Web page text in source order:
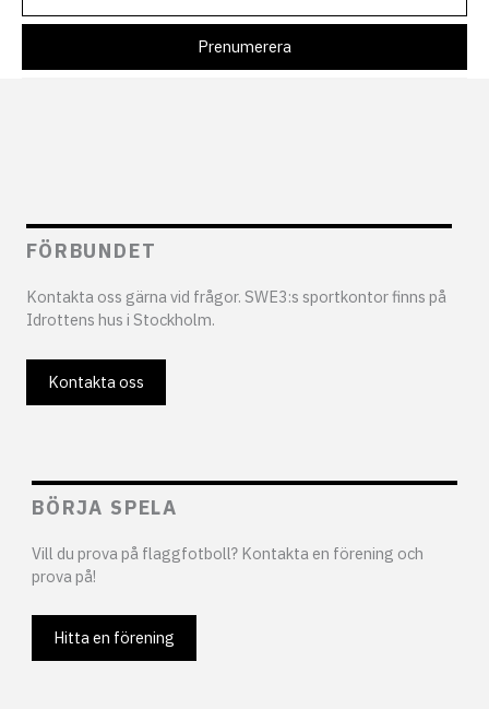
FÖRBUNDET
Kontakta oss gärna vid frågor. SWE3:s sportkontor finns på
Idrottens hus i Stockholm.
Kontakta oss
BÖRJA SPELA
Vill du prova på flaggfotboll? Kontakta en förening och
prova på!
Hitta en förening